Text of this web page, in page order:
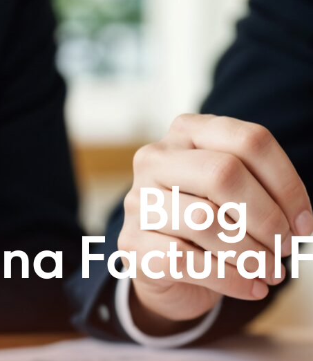
Blog